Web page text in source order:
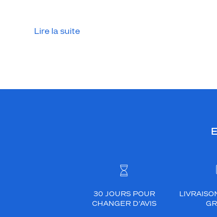
Lire la suite
30 JOURS POUR
CHANGER D’AVIS